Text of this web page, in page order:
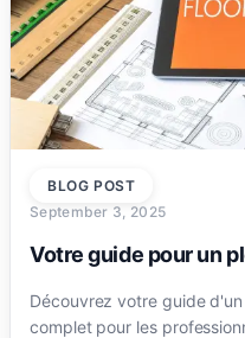
BLOG POST
September 3, 2025
Votre guide pour un
Découvrez votre guide
complet pour les